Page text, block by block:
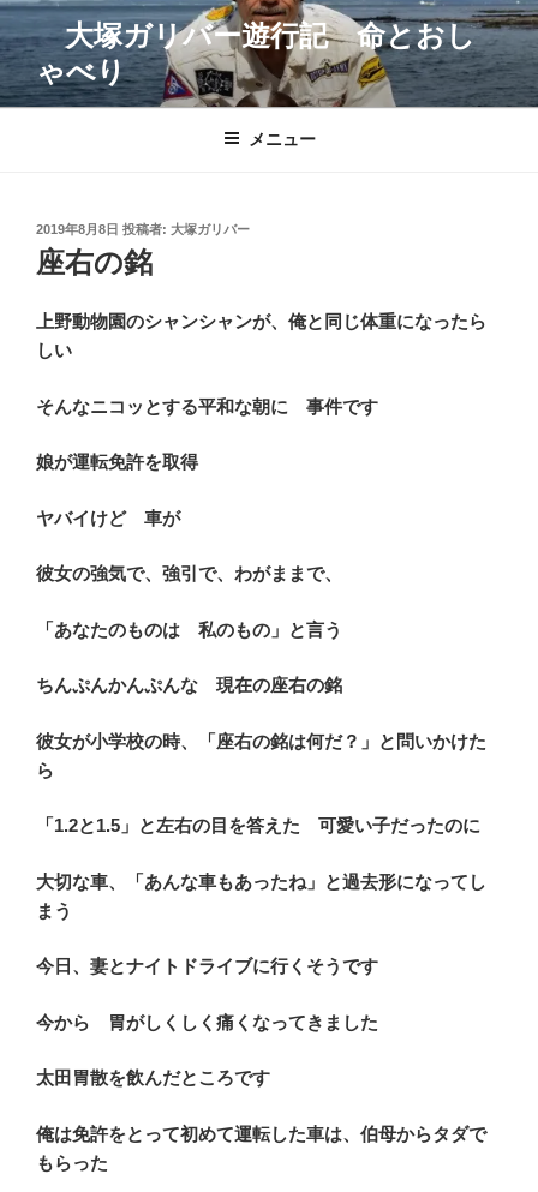
コ
ン
テ
ン
大塚ガリバー遊行記 命とおし
ゃべり
メニュー
投
稿
日:
2019年8月8日 投稿者: 大塚ガリバー
座右の銘
上野動物園のシャンシャンが、俺と同じ体重になったら
しい
そんなニコッとする平和な朝に 事件です
娘が運転免許を取得
ヤバイけど 車が
彼女の強気で、強引で、わがままで、
「あなたのものは 私のもの」 と言う
ちんぷんかんぷんな 現在の座右の銘
彼女が小学校の時、「座右の銘は何だ？」と問いかけた
ら
「1.2と1.5」と左右の目を答えた 可愛い子だったのに
大切な車、「あんな車もあったね」と過去形になってし
まう
今日、妻とナイトドライブに行くそうです
今から 胃がしくしく痛くなってきました
太田胃散を飲んだところです
俺は免許をとって初めて運転した車は、伯母からタダで
もらった